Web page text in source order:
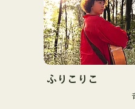
vào tháng 11 năm 2023.
Tinh hoa nhạc pop rock
được thổi hồn vào
khúc hoài niệm, do
kiêm nghệ sĩ guitar Yuma
ふりこりこ